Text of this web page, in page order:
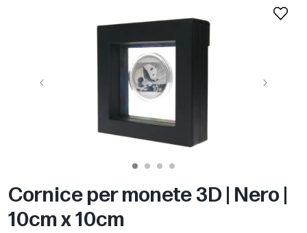
Precedente Avanti
Cornice per monete 3D | Nero |
10cm x 10cm